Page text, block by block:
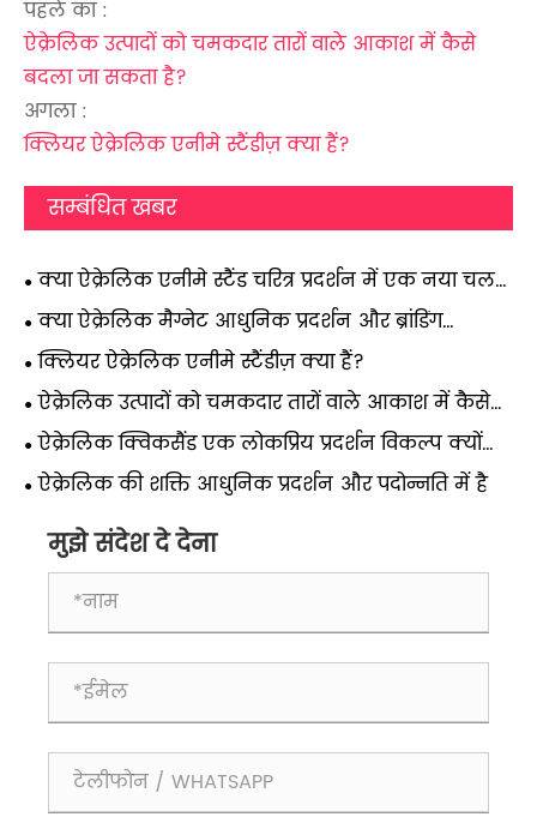
पहले का :
ऐक्रेलिक उत्पादों को चमकदार तारों वाले आकाश में कैसे
बदला जा सकता है?
अगला :
क्लियर ऐक्रेलिक एनीमे स्टैंडीज़ क्या हैं?
सम्बंधित खबर
क्या ऐक्रेलिक एनीमे स्टैंड चरित्र प्रदर्शन में एक नया चलन
बन रहे हैं?
क्या ऐक्रेलिक मैग्नेट आधुनिक प्रदर्शन और ब्रांडिंग
समाधानों को बदल रहे हैं?
क्लियर ऐक्रेलिक एनीमे स्टैंडीज़ क्या हैं?
ऐक्रेलिक उत्पादों को चमकदार तारों वाले आकाश में कैसे
बदला जा सकता है?
ऐक्रेलिक क्विकसैंड एक लोकप्रिय प्रदर्शन विकल्प क्यों
बन रहा है?
ऐक्रेलिक की शक्ति आधुनिक प्रदर्शन और पदोन्नति में है
मुझे संदेश दे देना